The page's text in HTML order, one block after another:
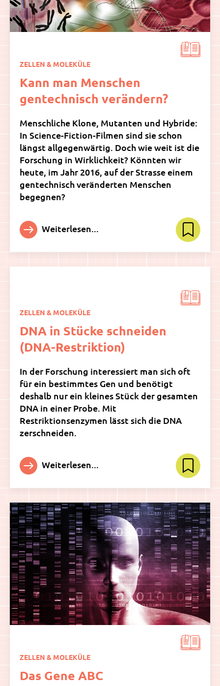
ZELLEN & MOLEKÜLE
Kann man Menschen
gentechnisch verändern?
Menschliche Klone, Mutanten und Hybride:
In Science-Fiction-Filmen sind sie schon
längst allgegenwärtig. Doch wie weit ist die
Forschung in Wirklichkeit? Könnten wir
heute, im Jahr 2016, auf der Strasse einem
gentechnisch veränderten Menschen
begegnen?
Weiterlesen...
ZELLEN & MOLEKÜLE
DNA in Stücke schneiden
(DNA-Restriktion)
In der Forschung interessiert man sich oft
für ein bestimmtes Gen und benötigt
deshalb nur ein kleines Stück der gesamten
DNA in einer Probe. Mit
Restriktionsenzymen lässt sich die DNA
zerschneiden.
Weiterlesen...
ZELLEN & MOLEKÜLE
Das Gene ABC